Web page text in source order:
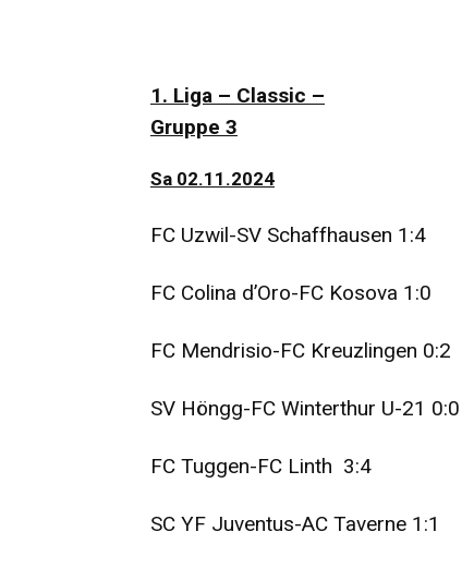
1. Liga – Classic –
Gruppe 3
Sa 02.11.2024
FC Uzwil-SV Schaffhausen 1:4
FC Colina d’Oro-FC Kosova 1:0
FC Mendrisio-FC Kreuzlingen 0:2
SV Höngg-FC Winterthur U-21 0:0
FC Tuggen-FC Linth 3:4
SC YF Juventus-AC Taverne 1:1